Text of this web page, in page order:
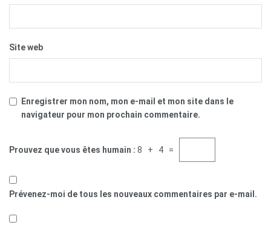
Site web
Enregistrer mon nom, mon e-mail et mon site dans le
navigateur pour mon prochain commentaire.
Prouvez que vous êtes humain : 8 + 4 =
Prévenez-moi de tous les nouveaux commentaires par e-mail.